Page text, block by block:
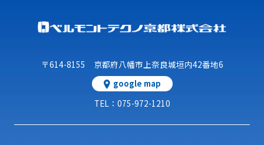
〒614-8155 京都府八幡市上奈良城垣内42番地6
google map
TEL：075-972-1210